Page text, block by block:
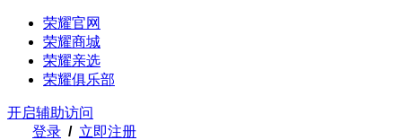
荣耀官网
荣耀商城
荣耀亲选
荣耀俱乐部
开启辅助访问
登录 / 立即注册